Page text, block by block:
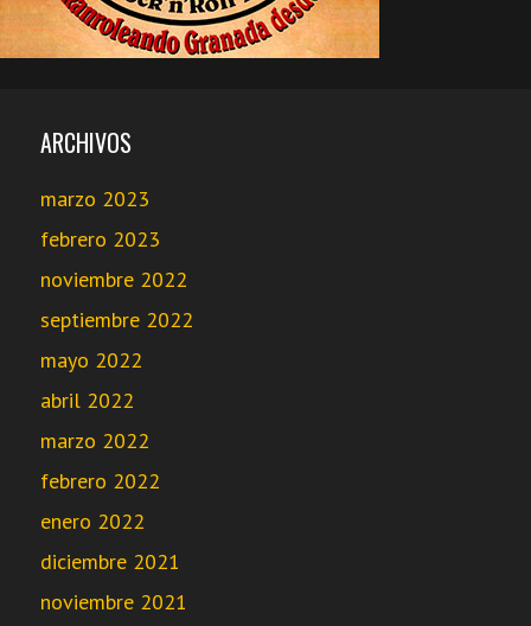
ARCHIVOS
marzo 2023
febrero 2023
noviembre 2022
septiembre 2022
mayo 2022
abril 2022
marzo 2022
febrero 2022
enero 2022
diciembre 2021
noviembre 2021